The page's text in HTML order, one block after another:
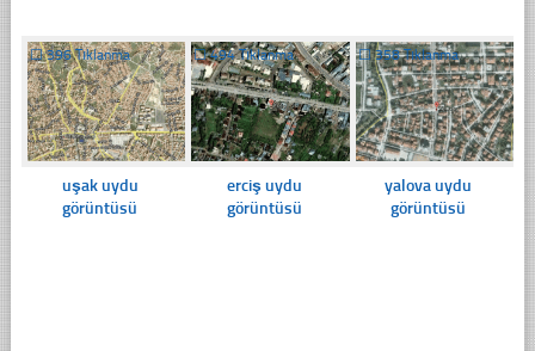
☐396 Tıklanma
uşak uydu
görüntüsü
☐494 Tıklanma
erciş uydu
görüntüsü
☐358 Tıklanma
yalova uydu
görüntüsü